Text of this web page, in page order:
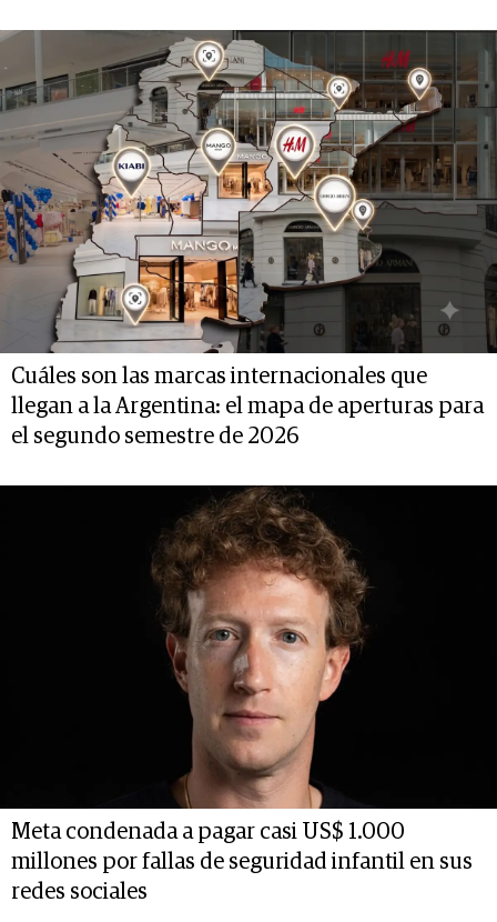
Cuáles son las marcas internacionales que
llegan a la Argentina: el mapa de aperturas para
el segundo semestre de 2026
Meta condenada a pagar casi US$ 1.000
millones por fallas de seguridad infantil en sus
redes sociales